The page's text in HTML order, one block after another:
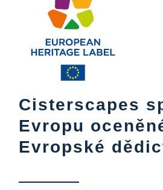
Cisterscapes
Evropu
Evropské